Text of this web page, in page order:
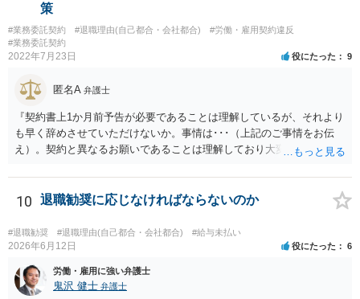
策
#業務委託契約 #退職理由(自己都合・会社都合)
#労働・雇用契約違反
#業務委託契約
2022年7月23日 役にたった 9
匿名A 弁護士
『契約書上1か月前予告が必要であることは理解しているが、それより
も早く辞めさせていただけないか。事情は･･･（上記のご事情をお伝
え）。契約と異なるお願いであることは理解しており大変申し訳ない
しょうか。 先方は事業の一環として業務委託をしていますので、契約
書の内容をベースに話をしてくるものと思います。 ですので、契約の
規定を理解していることを示した上で、それでもなお事情があるため
真摯にお願いしたい、とお伝えした方が、多少は話が進みやすいかと
思います。
10 退職勧奨に応じなければならないのか
#退職勧奨 #退職理由(自己都合・会社都合) #給与未払い
2026年6月12日 役にたった 6
労働・雇用に強い弁護士
鬼沢 健士 弁護士